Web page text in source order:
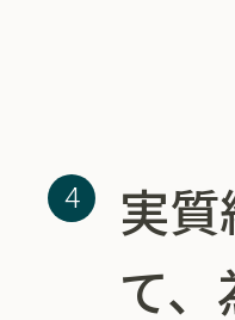
実
て